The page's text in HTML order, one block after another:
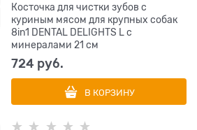
Косточка для чистки зубов с
куриным мясом для крупных собак
8in1 DENTAL DELIGHTS L с
минералами 21 см
724 руб.
В КОРЗИНУ